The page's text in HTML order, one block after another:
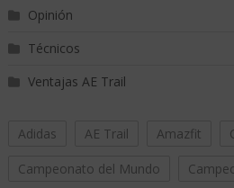
Opinión
Técnicos
Ventajas AE Trail
Adidas AE Trail Amazfit
Campeonato del Mundo